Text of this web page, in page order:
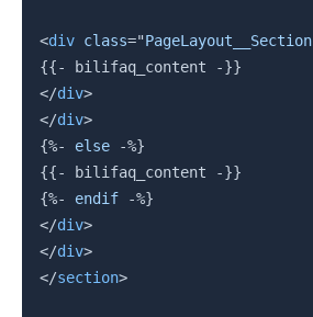
<div class="PageLayout__Section
{{-
bilifaq_content
-}}
</div>
</div>
{%-
else
-%}
{{-
bilifaq_content
-}}
{%-
endif
-%}
</div>
</div>
</section>